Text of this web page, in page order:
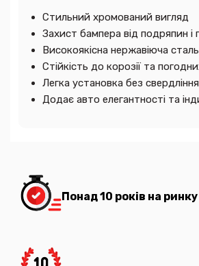
Стильний хромований вигляд
Захист бампера від подряпин
Високоякісна нержавіюча сталь
Стійкість до корозії та
Легка установка без свердління
Додає авто елегантності та
Понад 10 років на ринку